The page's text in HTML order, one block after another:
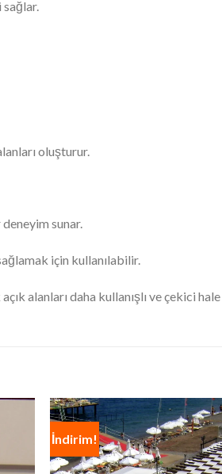
oluşturur.
sunar.
için kullanılabilir.
alanları daha kullanışlı ve çekici
İndirim!